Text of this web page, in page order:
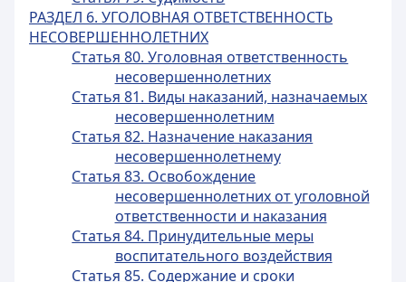
РАЗДЕЛ 6. УГОЛОВНАЯ ОТВЕТСТВЕННОСТЬ
НЕСОВЕРШЕННОЛЕТНИХ
Статья 80. Уголовная ответственность
несовершеннолетних
Статья 81. Виды наказаний, назначаемых
несовершеннолетним
Статья 82. Назначение наказания
несовершеннолетнему
Статья 83. Освобождение
несовершеннолетних от уголовной
ответственности и наказания
Статья 84. Принудительные меры
воспитательного воздействия
Статья 85. Содержание и сроки